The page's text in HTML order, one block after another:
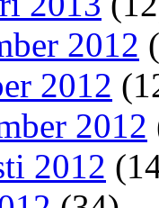
2012
2012
2012
2012